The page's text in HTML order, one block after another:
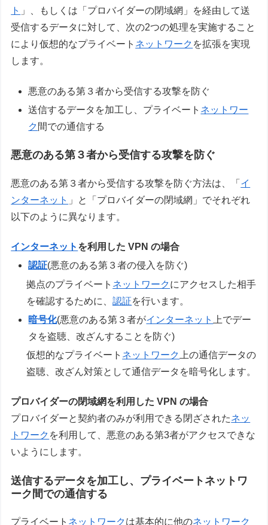
ト 」、もしくは「プロバイダーの閉域網」を経由して送
受信するデータに対して、次の2つの処理を実施すること
により仮想的なプライベート ネットワーク を拡張を実現
します。
悪意のある第３者から受信する攻撃を防ぐ
送信するデータを加工し、プライベート ネットワー
ク 間での通信する
悪意のある第３者から受信する攻撃を防ぐ
悪意のある第３者から受信する攻撃を防ぐ方法は、「 イ
ンターネット 」と「プロバイダーの閉域網」でそれぞれ
以下のように異なります。
インターネット を利用した VPN の場合
認証(悪意のある第３者の侵入を防ぐ)
拠点のプライベート ネットワークにアクセスした相手
を確認するために、認証を行います。
暗号化(悪意のある第３者がインターネット
上でデー
タを盗聴、改ざんすることを防ぐ)
仮想的なプライベート ネットワーク 上の通信データの
盗聴、改ざん対策として通信データを暗号化します。
プロバイダーの閉域網を利用した VPN の場合
プロバイダーと契約者のみが利用できる閉ざされたネッ
トワーク を利用して、悪意のある第3者がアクセスできな
いようにします。
送信するデータを加工し、プライベートネットワ
ーク間での通信する
プライベート ネットワークは基本的に他のネットワーク